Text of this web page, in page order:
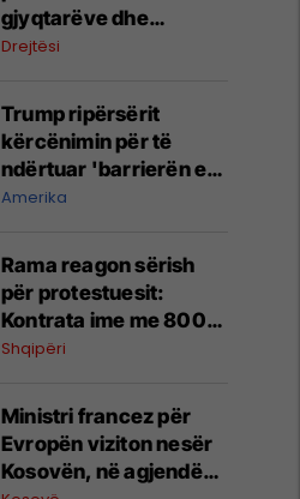
gjyqtarëve dhe
prokurorëve nga
Drejtësi
Trump ripërsërit
kërcënimin për të
ndërtuar 'barrierën e
filtrimit të ajrit të
midis SHBA-së dhe
Kanadasë
Amerika
Rama reagon sërish
për protestuesit:
Kontrata ime me 800
mijë shqiptarë, jo me
dorëheqjen
Shqipëri
Ministri francez për
Evropën viziton nesër
Kosovën, në agjendë